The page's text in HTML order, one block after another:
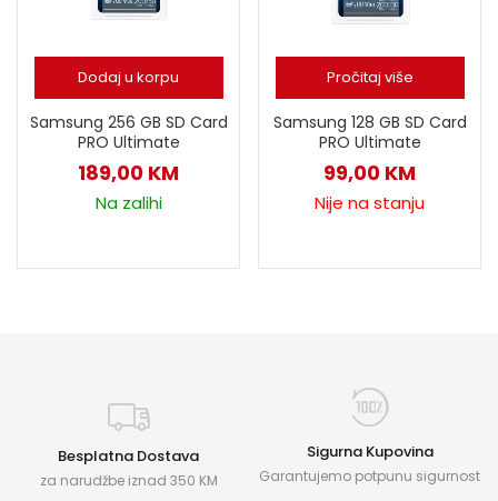
Dodaj u korpu
Samsung 256 GB SD Card
PRO Ultimate
189,00 KM
Na zalihi
Pročitaj više
Samsung 128 GB SD Card
PRO Ultimate
99,00 KM
Nije na stanju
Besplatna Dostava
za narudžbe iznad 350 KM
Sigurna Kupovina
Garantujemo potpunu sigurnost